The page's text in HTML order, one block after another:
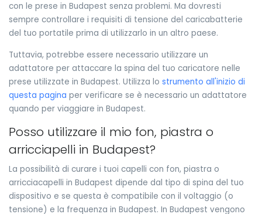
con le prese in Budapest senza problemi. Ma dovresti
sempre controllare i requisiti di tensione del caricabatterie
del tuo portatile prima di utilizzarlo in un altro paese.
Tuttavia, potrebbe essere necessario utilizzare un
adattatore per attaccare la spina del tuo caricatore nelle
prese utilizzate in Budapest. Utilizza lo strumento all'inizio di
questa pagina per verificare se è necessario un adattatore
quando per viaggiare in Budapest.
Posso utilizzare il mio fon, piastra o
arricciapelli in Budapest?
La possibilità di curare i tuoi capelli con fon, piastra o
arricciacapelli in Budapest dipende dal tipo di spina del tuo
dispositivo e se questa è compatibile con il voltaggio (o
tensione) e la frequenza in Budapest. In Budapest vengono